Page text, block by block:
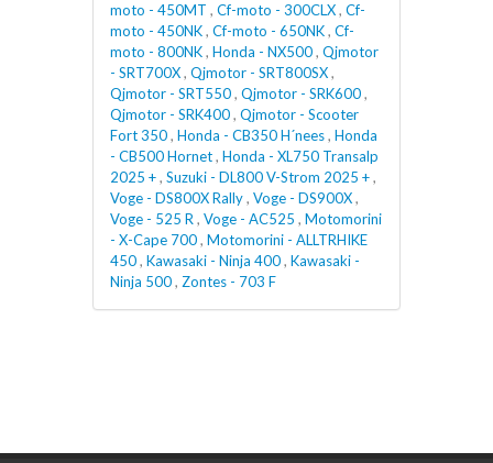
moto - 450MT , Cf-moto - 300CLX, Cf-
moto - 450NK, Cf-moto - 650NK, Cf-
moto - 800NK, Honda - NX500, Qjmotor
- SRT700X, Qjmotor - SRT800SX,
Qjmotor - SRT550, Qjmotor - SRK600,
Qjmotor - SRK400, Qjmotor - Scooter
Fort 350, Honda - CB350 H´nees, Honda
- CB500 Hornet, Honda - XL750 Transalp
2025 +, Suzuki - DL800 V-Strom 2025 +,
Voge - DS800X Rally, Voge - DS900X,
Voge - 525 R , Voge - AC525 , Motomorini
- X-Cape 700, Motomorini - ALLTRHIKE
450, Kawasaki - Ninja 400, Kawasaki -
Ninja 500, Zontes - 703 F